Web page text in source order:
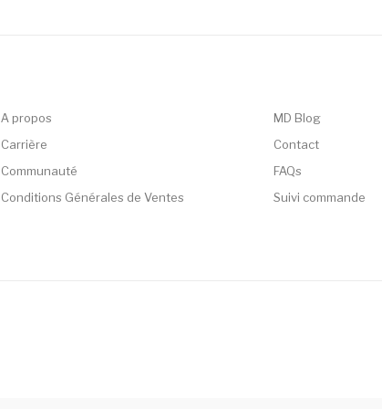
A propos
Carrière
Communauté
Conditions Générales de Ventes
MD Blog
Contact
FAQs
Suivi commande